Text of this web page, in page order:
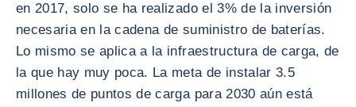
en 2017, solo se ha realizado el 3% de la inversión
necesaria en la cadena de suministro de baterías.
Lo mismo se aplica a la infraestructura de carga, de
la que hay muy poca. La meta de instalar 3.5
millones de puntos de carga para 2030 aún está